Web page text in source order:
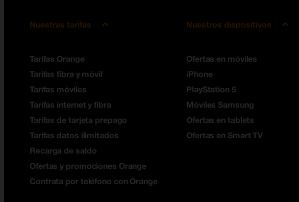
Nuestras tarifas
Tarifas Orange
Tarifas fibra y móvil
Tarifas móviles
Tarifas internet y fibra
Tarifas de tarjeta prepago
Tarifas datos ilimitados
Recarga de saldo
Ofertas y promociones Orange
Contrata por teléfono con Orange
Nuestros dispositivos
Ofertas en móviles
iPhone
PlayStation 5
Móviles Samsung
Ofertas en tablets
Ofertas en Smart TV